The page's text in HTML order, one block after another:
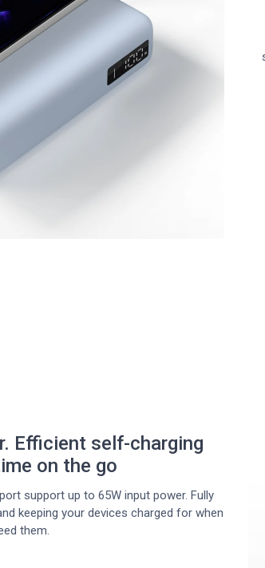
Efficient self-charging
on the go
support up to 65W input power. Fully
keeping your devices charged for when
them.